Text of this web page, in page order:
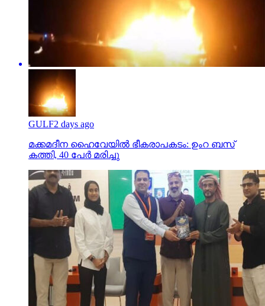
GULF
മക്കമദീന ഹൈവേയില്‍ ഭീകരാപകടം: ഉംറ ബസ്
കത്തി, 40 പേര്‍ മരിച്ചു
News
2 days ago